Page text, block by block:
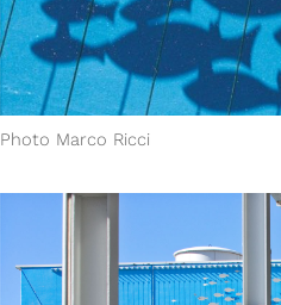
Photo Marco Ricci